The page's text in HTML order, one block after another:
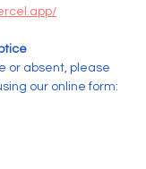
or absent, please
our online form: